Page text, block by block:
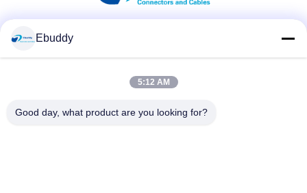
Ebuddy
5:12 AM
Good day, what product are you looking for?